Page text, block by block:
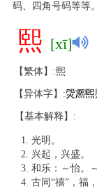
码、四角号码等等。
熙 [xī]
【繁体】:熙
【异体字】:焈凞煕
【基本解释】:
光明。
兴起，兴盛。
和乐：～怡。
古同“禧”，福